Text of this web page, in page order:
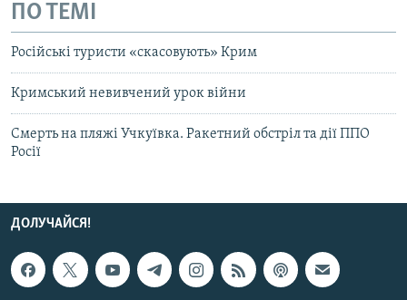
ПО ТЕМІ
Російські туристи «скасовують» Крим
Кримський невивчений урок війни
Смерть на пляжі Учкуївка. Ракетний обстріл та дії ППО
Росії
ДОЛУЧАЙСЯ!